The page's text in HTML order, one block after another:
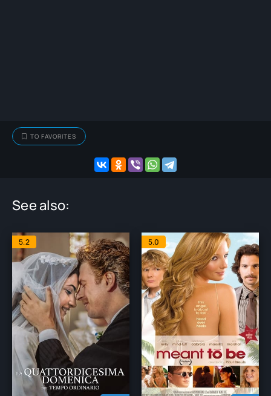
TO FAVORITES
See also:
5.2 5.0